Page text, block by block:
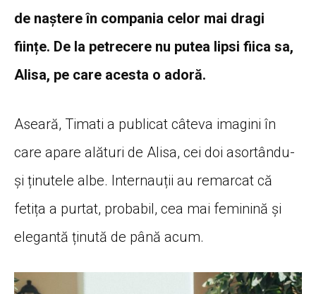
de naștere în compania celor mai dragi
ființe. De la petrecere nu putea lipsi fiica sa,
Alisa, pe care acesta o adoră.
Aseară, Timati a publicat câteva imagini în
care apare alături de Alisa, cei doi asortându-
și ținutele albe. Internauții au remarcat că
fetița a purtat, probabil, cea mai feminină și
elegantă ținută de până acum.